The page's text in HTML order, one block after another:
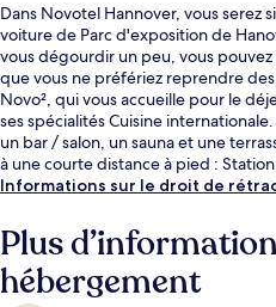
Dans Novotel Hannover, vous serez
voiture de Parc d'exposition de
vous dégourdir un peu, vous
que vous ne préfériez reprendre
Novo², qui vous accueille pour le
ses spécialités Cuisine
un bar / salon, un sauna et une
à une courte distance à pied :
et Station de U-Bahn Sedanstraße/
Informations sur le droit de
Plus
hébergement